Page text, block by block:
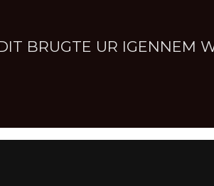
BRUGTE UR IGENNEM